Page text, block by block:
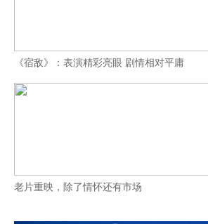
《宿敌》：表演精彩亮眼 剧情相对平庸
老片重映，除了情怀还有市场